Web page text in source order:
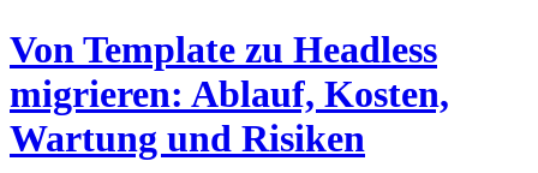
Von Template zu Headless
migrieren: Ablauf, Kosten,
Wartung und Risiken